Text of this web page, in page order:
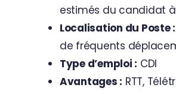
estimés du candidat
Localisation du Poste :
de fréquents
Type d’emploi : CDI
Avantages : RTT,